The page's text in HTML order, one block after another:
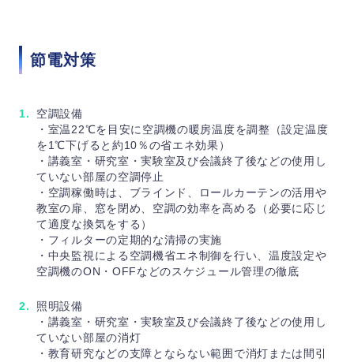
節電対策
空調設備
・室温22℃を目安に空調機の暖房温度を調整（設定温度
を1℃下げると約10％の省エネ効果）
・講義室・研究室・実験室及び会議終了後などの使用し
ていない部屋の空調停止
・空調稼働時は、ブラインド、ロールカーテンの活用や
教室の扉、窓を閉め、空調の効率を高める（必要に応じ
て適度な換気をする）
・フィルターの定期的な清掃の実施
・中央監視による空調機省エネ制御を行い、温度設定や
空調機のON・OFFなどのスケジュール管理の徹底
照明設備
・講義室・研究室・実験室及び会議終了後などの使用し
ていない部屋の消灯
・教育研究などの支障とならない範囲で消灯または間引